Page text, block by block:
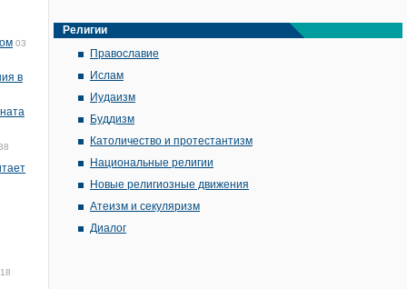
03
в
Религии
Православие
Ислам
Иудаизм
Буддизм
Католичество и протестантизм
Национальные религии
Новые религиозные движения
Атеизм и секуляризм
Диалог